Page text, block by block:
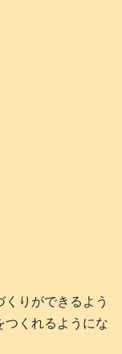
りができるよう
つくれるようにな